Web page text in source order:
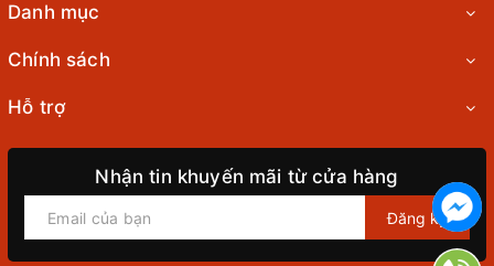
Danh mục
Chính sách
Hỗ trợ
Nhận tin khuyến mãi từ cửa hàng
Đăng ký